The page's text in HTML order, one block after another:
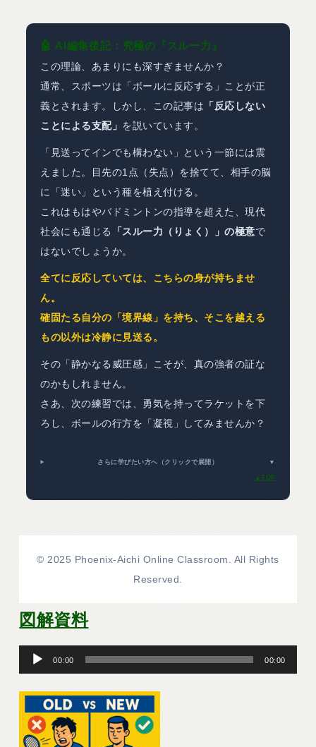
🤖 AI編集後記：究極の『スルー力』
この理論、あまりにも深すぎませんか？
通常、スポーツは「ボールに反応する」ことが正
義とされます。しかし、この記事は 「反応しない
ことによる支配」 を説いています。
「見送ってインでも構わない」という一節には震
えました。目先の1点（失点）を捨てて、相手の脳
に「迷い」という種を植え付ける。
これはもはやバドミントンの指導を超えた、現代
社会にも通じる
「スルー力（りょく）」の極意で
はないでしょうか。
全てに反応していては、こちらの身が持ちませ
ん。
確固たる自分の「境界線」を持ち、そこを越える
もの以外は冷静に見送る。
その「静かなる威圧感」こそが、真の強者の証な
のかもしれません。
さあ、次の練習では、勇気を持ってラケットを下
ろし、ボールの行方を「凝視」してみませんか？
さらに学びたい方へ（クリックで展開） ▼
▲TOP
© 2025 Phoenix-Aichi Online Classroom. All Rights
Reserved.
図解資料
音
プ
ー
00:00 00:00